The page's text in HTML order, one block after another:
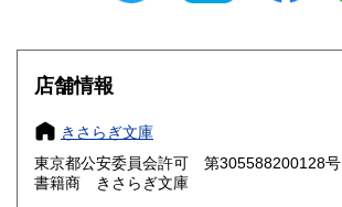
大阪府
奈良県
鳥取県 210円 島根県
店舗情報
きさらぎ文庫
東京都公安委員会許可 第305588200128号
書籍商 きさらぎ文庫